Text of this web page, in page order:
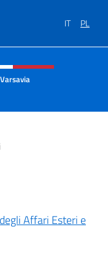
IT PL
of site
Affari Esteri e